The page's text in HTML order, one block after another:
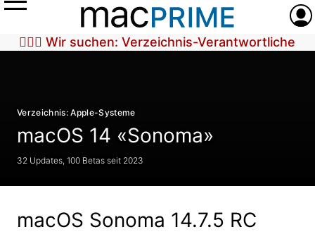
Menü
🕵🏼‍♀️ Wir suchen: Verzeichnis-Verantwortliche
Verzeichnis: Apple-Systeme
macOS 14 «Sonoma»
32 Updates, 100 Betas seit 2023
macOS Sonoma 14.7.5 RC